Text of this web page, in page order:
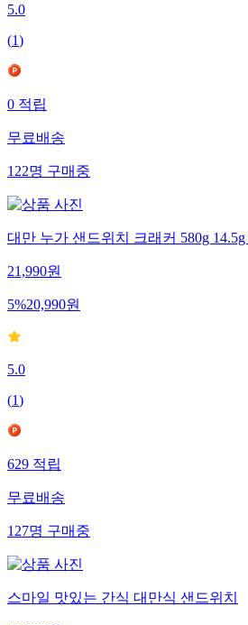
5.0
(1)
0적립
무료배송
122명구매중
대만 누가 샌드위치 크래커 580g
21,990원
5%20,990원
5.0
(1)
629적립
무료배송
127명구매중
스마일 맛있는 간식 대만식 샌드위치